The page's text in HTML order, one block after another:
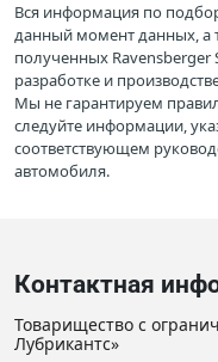
Вся информация по
данный момент данных, а
полученных
разработке и
Мы не гарантируем
следуйте информации,
соответствующем
автомобиля.
Контактная
Товарищество с
Лубрикантс»